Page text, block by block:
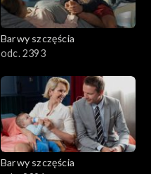
Barwy szczęścia
odc. 2393
Barwy szczęścia